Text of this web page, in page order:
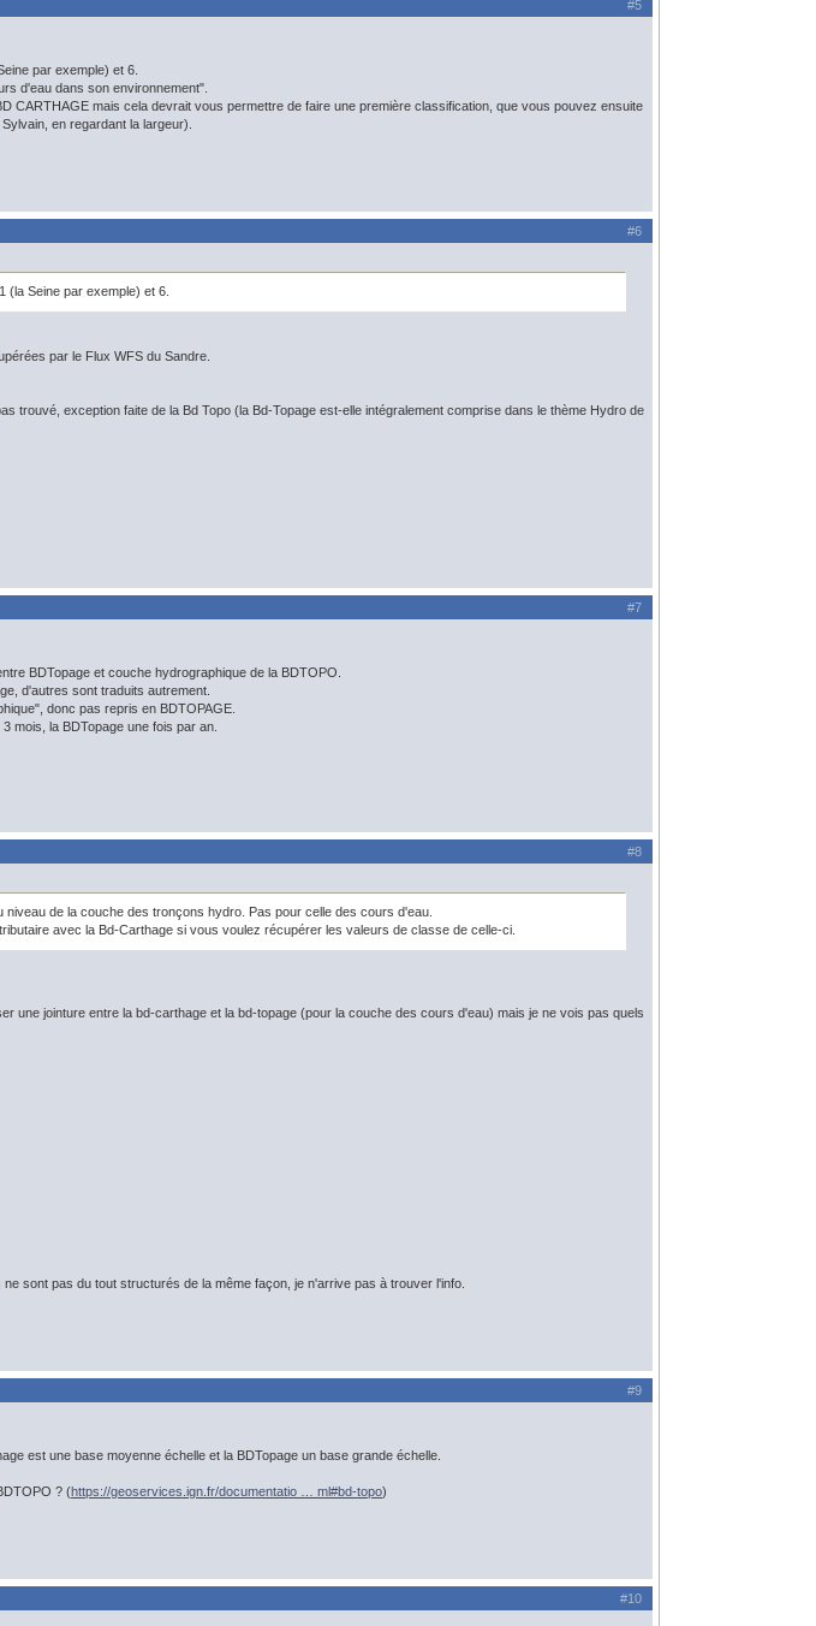
#5
par exemple) et 6.
d'eau dans son environnement".
CARTHAGE mais cela devrait vous permettre de faire une première classification, que vous pouvez ensuite
en regardant la largeur).
#6
(la Seine par exemple) et 6.
par le Flux WFS du Sandre.
trouvé, exception faite de la Bd Topo (la Bd-Topage est-elle intégralement comprise dans le thème Hydro de
#7
BDTopage et couche hydrographique de la BDTOPO.
d'autres sont traduits autrement.
donc pas repris en BDTOPAGE.
mois, la BDTopage une fois par an.
#8
de la couche des tronçons hydro. Pas pour celle des cours d'eau.
avec la Bd-Carthage si vous voulez récupérer les valeurs de classe de celle-ci.
une jointure entre la bd-carthage et la bd-topage (pour la couche des cours d'eau) mais je ne vois pas quels
sont pas du tout structurés de la même façon, je n'arrive pas à trouver l'info.
#9
est une base moyenne échelle et la BDTopage un base grande échelle.
? (https://geoservices.ign.fr/documentatio … ml#bd-topo)
#10